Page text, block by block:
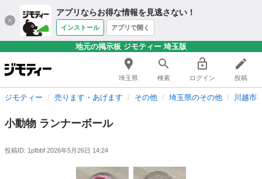
アプリならお得な情報を見逃さない！
インストール アプリで開く
地元の掲示板 ジモティー 埼玉版
埼玉県 検索 ログイン 投稿
ジモティー 売ります・あげます その他 埼玉県のその他 川越市
小動物 ランナーボール
投稿ID: 1pfbbf 2026年5月26日 14:24